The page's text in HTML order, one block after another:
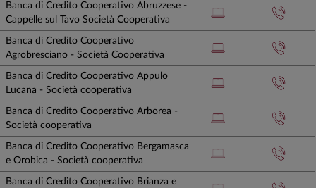
Banca di Credito Cooperativo Abruzzese -
Cappelle sul Tavo Società Cooperativa
Banca di Credito Cooperativo
Agrobresciano - Società Cooperativa
Banca di Credito Cooperativo Appulo
Lucana - Società cooperativa
Banca di Credito Cooperativo Arborea -
Società cooperativa
Banca di Credito Cooperativo Bergamasca
e Orobica - Società cooperativa
Banca di Credito Cooperativo Brianza e